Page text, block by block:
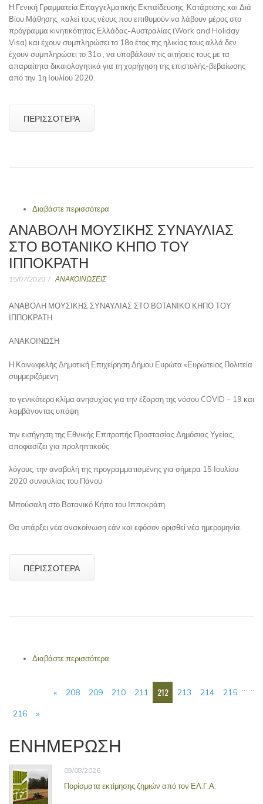
Η Γενική Γραμματεία Επαγγελματικής Εκπαίδευσης, Κατάρτισης και Διά
Βίου Μάθησης καλεί τους νέους που επιθυμούν να λάβουν μέρος στο
πρόγραμμα κινητικότητας Ελλάδας-Αυστραλίας (Work and Holiday
Visa) και έχουν συμπληρώσει το 18ο έτος της ηλικίας τους αλλά δεν
έχουν συμπληρώσει το 31ο , να υποβάλουν τις αιτήσεις τους με τα
απαραίτητα δικαιολογητικά για τη χορήγηση της επιστολής-βεβαίωσης
από την 1η Ιουλίου 2020.
ΠΕΡΙΣΣΌΤΕΡΑ
Διαβάστε περισσότερα
ΤΩΝ ΝΕΩΝ EΛΛΑΔΑΣ-ΑΥΣΤΡΑΛΙΑΣ
«WORK AND HOLIDAY VISA»
ΑΝΑΒΟΛΗ ΜΟΥΣΙΚΗΣ ΣΥΝΑΥΛΙΑΣ
ΣΤΟ ΒΟΤΑΝΙΚΟ ΚΗΠΟ ΤΟΥ
ΙΠΠΟΚΡΑΤΗ
15/07/2020 ΑΝΑΚΟΙΝΩΣΕΙΣ
ΑΝΑΒΟΛΗ ΜΟΥΣΙΚΗΣ ΣΥΝΑΥΛΙΑΣ ΣΤΟ ΒΟΤΑΝΙΚΟ ΚΗΠΟ ΤΟΥ
ΙΠΠΟΚΡΑΤΗ
ΑΝΑΚΟΙΝΩΣΗ
Η Κοινωφελής Δημοτική Επιχείρηση Δήμου Ευρώτα «Ευρώτειος Πολιτεία
συμμεριζόμενη
το γενικότερο κλίμα ανησυχίας για την έξαρση της νόσου COVID – 19 και
λαμβάνοντας υπόψη
την εισήγηση της Εθνικής Επιτροπής Προστασίας Δημόσιας Υγείας,
αποφασίζει για προληπτικούς
λόγους, την αναβολή της προγραμματισμένης για σήμερα 15 Ιουλίου
2020 συναυλίας του Πάνου
Μπούσαλη στο Βοτανικό Κήπο του Ιπποκράτη.
Θα υπάρξει νέα ανακοίνωση εάν και εφόσον ορισθεί νέα ημερομηνία.
ΠΕΡΙΣΣΌΤΕΡΑ
Διαβάστε περισσότερα
« 208 209 210 211 212 213 214
215
216
»
ΕΝΗΜΕΡΩΣΗ
09/08/2026
Πορίσματα εκτίμησης ζημιών από τον ΕΛ.Γ.Α.